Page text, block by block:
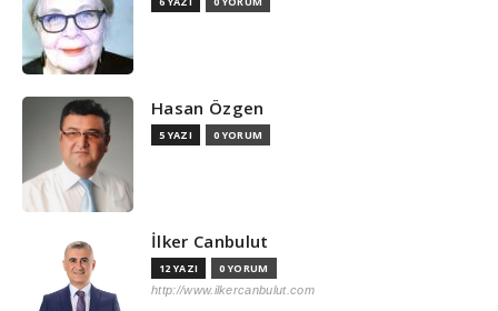
Hasan Özgen
5 YAZI 0 YORUM
İlker Canbulut
12 YAZI 0 YORUM
http://www.ilkercanbulut.com